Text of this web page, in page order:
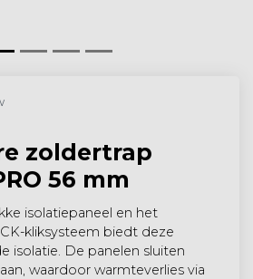
zoldertrap
56 mm
isolatiepaneel en het
kliksysteem biedt deze
isolatie. De panelen sluiten
waardoor warmteverlies via